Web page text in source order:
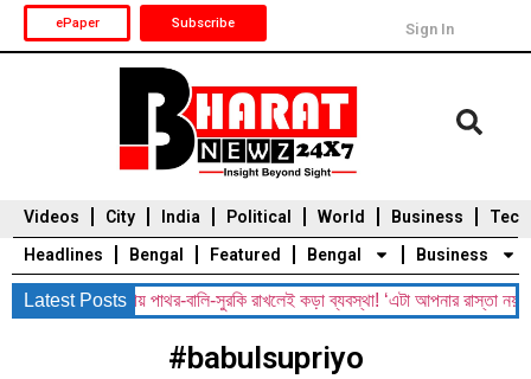
ePaper Subscribe Sign In
Videos City India Political World Business
Tech
Headlines
Bengal Featured Bengal
Durga Puja 2025
Business
Auto
Latest Posts
রাস্তায় পাথর-বালি-সুরকি রাখলেই কড়া ব্যবস্থা! ‘এটা আপনার রাস্তা নয়, শুধরে
#babulsupriyo